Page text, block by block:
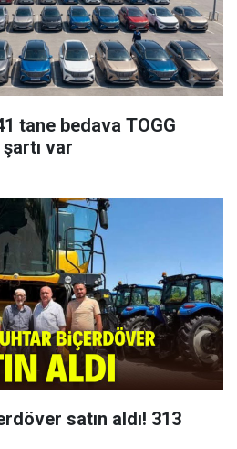
tane bedava TOGG
var
satın aldı! 313